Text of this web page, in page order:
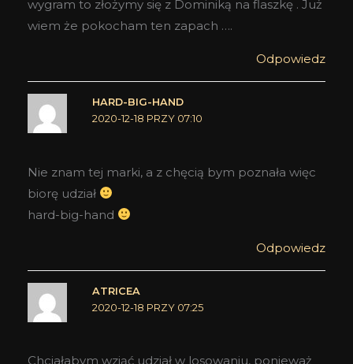
wygram to złożymy się z Dominiką na flaszkę . Już
wiem że pokocham ten zapach ….
Odpowiedz
HARD-BIG-HAND
2020-12-18 PRZY 07:10
Nie znam tej marki, a z chęcią bym poznała więc
biorę udział
hard-big-hand
Odpowiedz
ATRICEA
2020-12-18 PRZY 07:25
Chciałabym wziąć udział w losowaniu, ponieważ